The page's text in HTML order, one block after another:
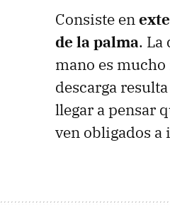
Consiste en
de la palma. La
mano es
descarga
llegar a pensar
ven obligados a